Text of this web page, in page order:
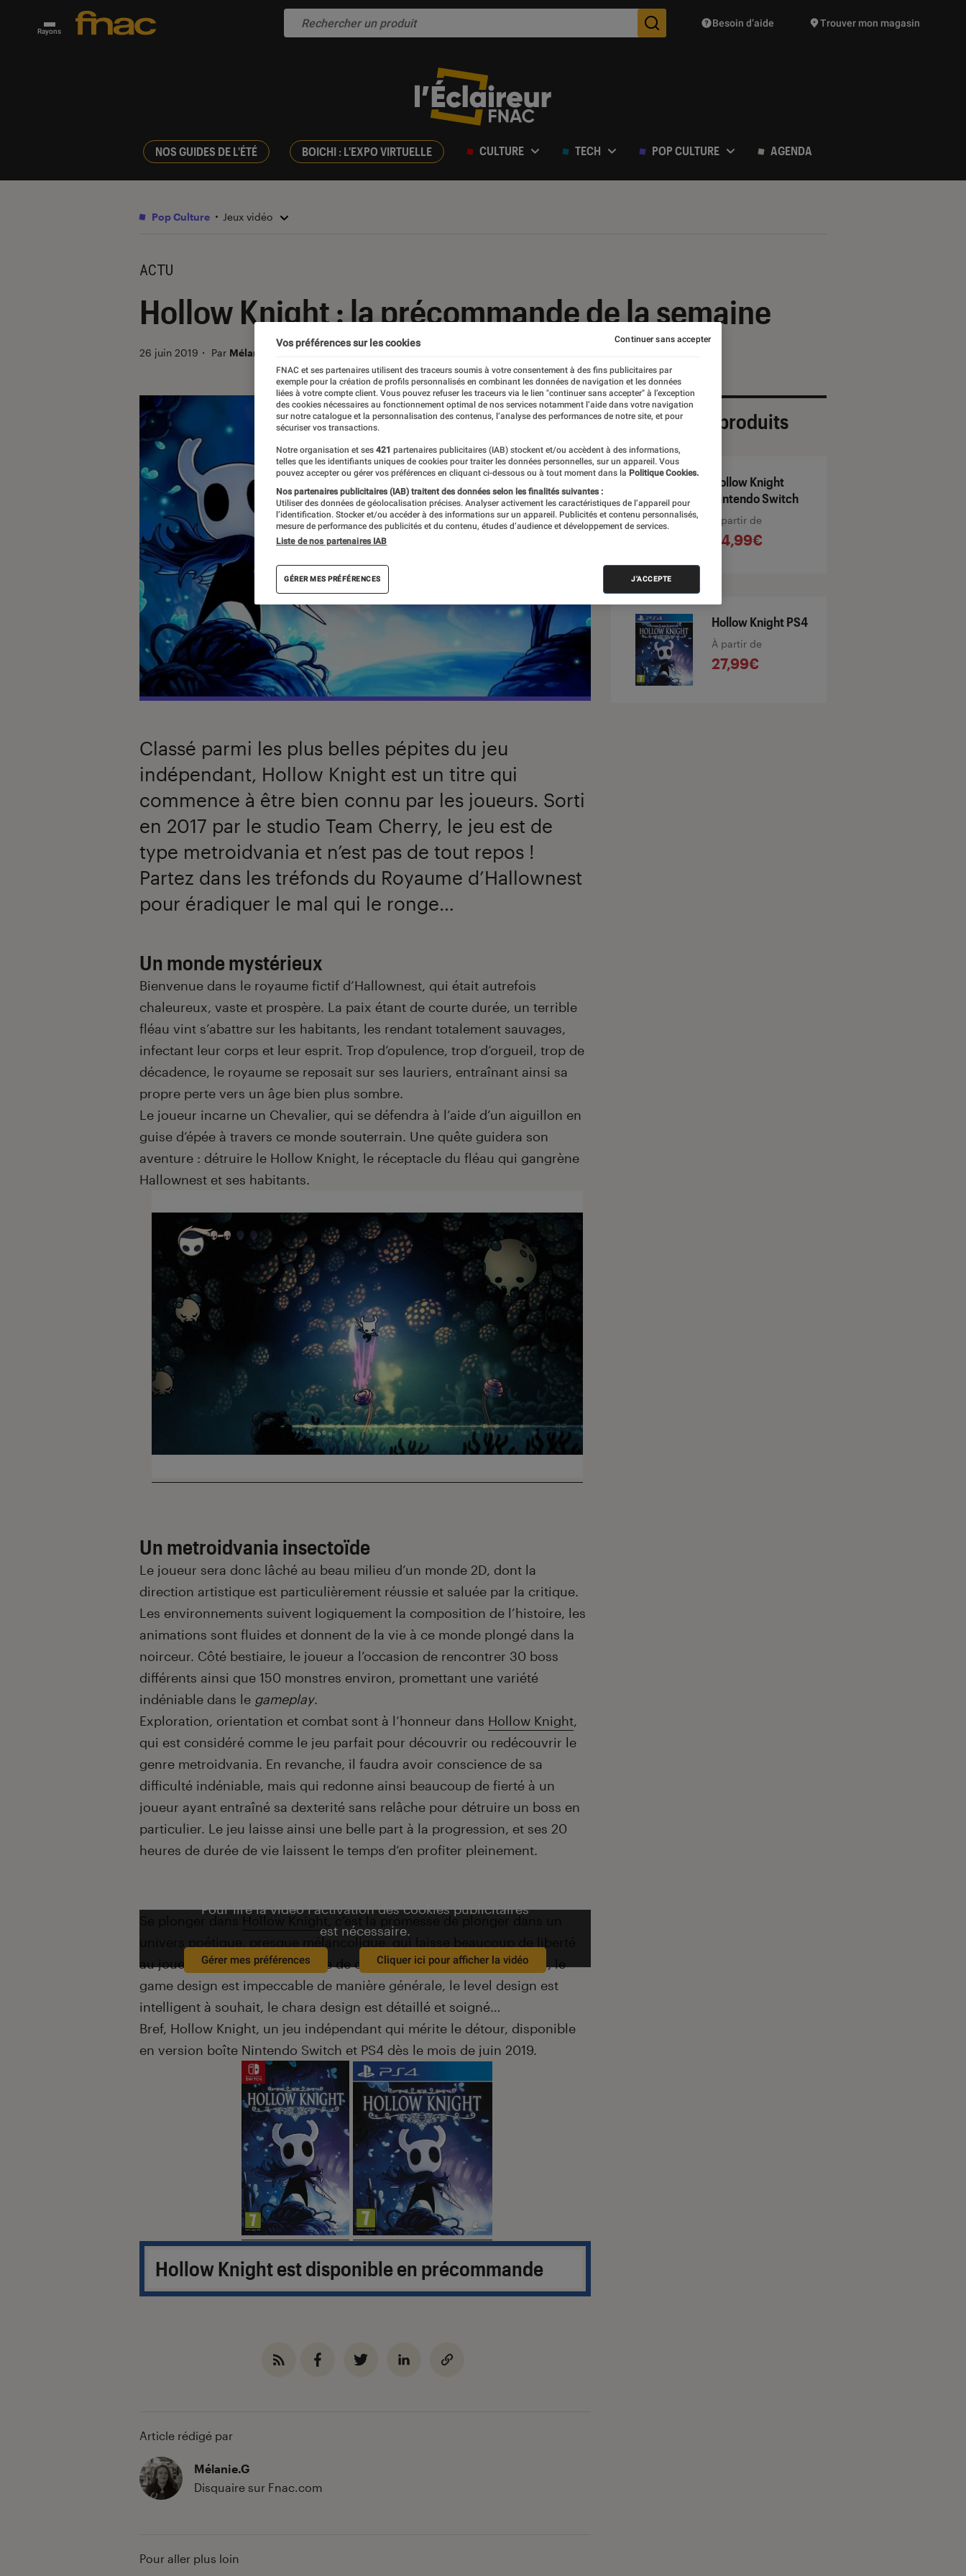
Rayons Des suggestions de produits vont vous être proposées
Besoin d’aide Trouver mon magasin
NOS GUIDES DE L'ÉTÉ BOICHI : L'EXPO VIRTUELLE CULTURE TECH POP CULTURE AGENDA
Pop Culture Jeux vidéo
ACTU
Hollow Knight : la précommande de la semaine
26 juin 2019 ・ Par Mélanie.G
Classé parmi les plus belles pépites du jeu
indépendant, Hollow Knight est un titre qui
commence à être bien connu par les joueurs. Sorti
en 2017 par le studio Team Cherry, le jeu est de
type metroidvania et n’est pas de tout repos !
Partez dans les tréfonds du Royaume d’Hallownest
pour éradiquer le mal qui le ronge…
Un monde mystérieux
Bienvenue dans le royaume fictif d’Hallownest, qui était autrefois
chaleureux, vaste et prospère. La paix étant de courte durée, un terrible
fléau vint s’abattre sur les habitants, les rendant totalement sauvages,
infectant leur corps et leur esprit. Trop d’opulence, trop d’orgueil, trop de
décadence, le royaume se reposait sur ses lauriers, entraînant ainsi sa
propre perte vers un âge bien plus sombre.
Le joueur incarne un Chevalier, qui se défendra à l’aide d’un aiguillon en
guise d’épée à travers ce monde souterrain. Une quête guidera son
aventure : détruire le Hollow Knight, le réceptacle du fléau qui gangrène
Hallownest et ses habitants.
Un metroidvania insectoïde
Le joueur sera donc lâché au beau milieu d’un monde 2D, dont la
direction artistique est particulièrement réussie et saluée par la critique.
Les environnements suivent logiquement la composition de l’histoire, les
animations sont fluides et donnent de la vie à ce monde plongé dans la
noirceur. Côté bestiaire, le joueur a l’occasion de rencontrer 30 boss
différents ainsi que 150 monstres environ, promettant une variété
indéniable dans le gameplay.
Exploration, orientation et combat sont à l’honneur dans Hollow Knight,
qui est considéré comme le jeu parfait pour découvrir ou redécouvrir le
genre metroidvania. En revanche, il faudra avoir conscience de sa
difficulté indéniable, mais qui redonne ainsi beaucoup de fierté à un
joueur ayant entraîné sa dexterité sans relâche pour détruire un boss en
particulier. Le jeu laisse ainsi une belle part à la progression, et ses 20
heures de durée de vie laissent le temps d’en profiter pleinement.
Pour lire la vidéo l’activation des cookies publicitaires
est nécessaire.
Gérer mes préférences Cliquer ici pour afficher la vidéo
, c’est la promesse de plonger dans un
au joueur quant au symbolisme de ce qui l’entoure. Le jeu est beau, le
game design est impeccable de manière générale, le level design est
intelligent à souhait, le chara design est détaillé et soigné…
Bref, Hollow Knight, un jeu indépendant qui mérite le détour, disponible
en version boîte Nintendo Switch et PS4 dès le mois de juin 2019.
Hollow Knight est disponible en précommande
Article rédigé par
Mélanie.G
Disquaire sur Fnac.com
Pour aller plus loin
Sélection de produits
Hollow Knight
Nintendo Switch
À partir de
34,99€
Hollow Knight PS4
À partir de
27,99€
Vos préférences sur les cookies
FNAC et ses partenaires utilisent des traceurs soumis à votre consentement à des fins publicitaires par
exemple pour la création de profils personnalisés en combinant les données de navigation et les données
liées à votre compte client. Vous pouvez refuser les traceurs via le lien "continuer sans accepter" à l’exception
des cookies nécessaires au fonctionnement optimal de nos services notamment l’aide dans votre navigation
sur notre catalogue et la personnalisation des contenus, l’analyse des performances de notre site, et pour
sécuriser vos transactions.
Notre organisation et ses 421 partenaires publicitaires (IAB) stockent et/ou accèdent à des informations,
telles que les identifiants uniques de cookies pour traiter les données personnelles, sur un appareil. Vous
pouvez accepter ou gérer vos préférences en cliquant ci-dessous ou à tout moment dans la Politique Cookies.
Nos partenaires publicitaires (IAB) traitent des données selon les finalités suivantes :
Utiliser des données de géolocalisation précises. Analyser activement les caractéristiques de l’appareil pour
l’identification. Stocker et/ou accéder à des informations sur un appareil. Publicités et contenu personnalisés,
mesure de performance des publicités et du contenu, études d’audience et développement de services.
Liste de nos partenaires IAB
GÉRER MES PRÉFÉRENCES J'ACCEPTE
Continuer sans accepter